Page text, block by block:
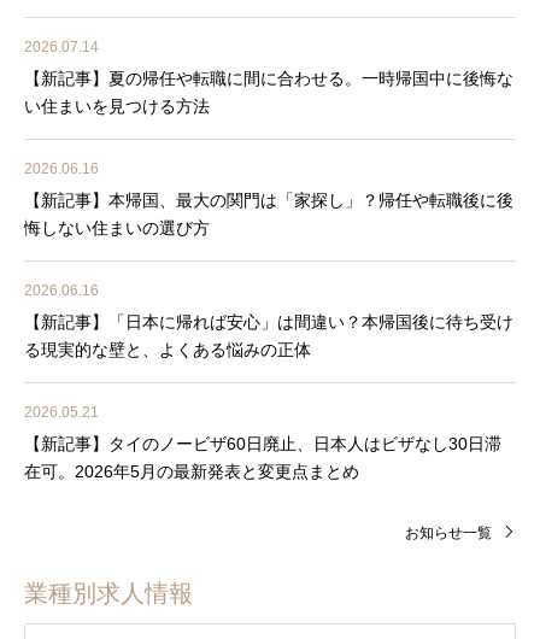
2026.07.14
【新記事】夏の帰任や転職に間に合わせる。一時帰国中に後悔な
い住まいを見つける方法
2026.06.16
【新記事】本帰国、最大の関門は「家探し」？帰任や転職後に後
悔しない住まいの選び方
2026.06.16
【新記事】「日本に帰れば安心」は間違い？本帰国後に待ち受け
る現実的な壁と、よくある悩みの正体
2026.05.21
【新記事】タイのノービザ60日廃止、日本人はビザなし30日滞
在可。2026年5月の最新発表と変更点まとめ
お知らせ一覧
業種別求人情報